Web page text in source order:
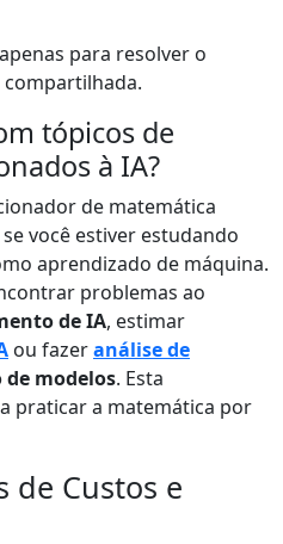
para resolver o
compartilhada.
tópicos de
à IA?
de matemática
você estiver estudando
aprendizado de máquina.
problemas ao
de IA, estimar
ou fazeranálise de
modelos. Esta
praticar a matemática por
de Custos e